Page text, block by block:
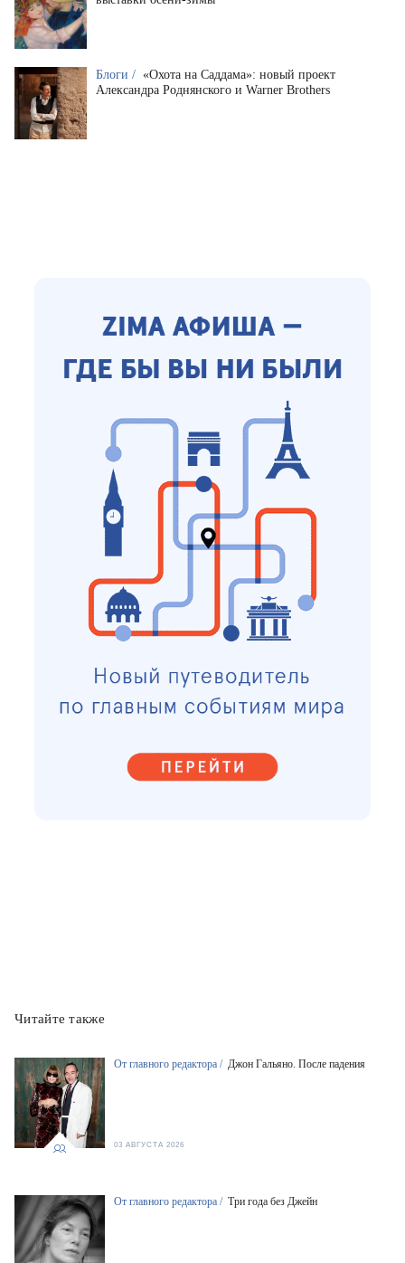
Блоги / «Охота на Саддама»: новый проект
Александра Роднянского и Warner Brothers
Читайте также
От главного редактора / Джон Гальяно. После падения
03 АВГУСТА 2026
От главного редактора / Три года без Джейн